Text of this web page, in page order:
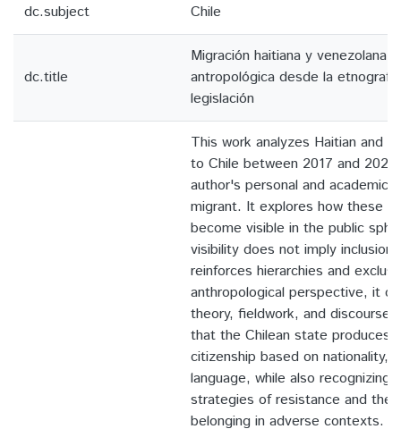
dc.subject Chile
dc.title
Migración haitiana y venezolana
antropológica desde la
legislación
This work analyzes Haitian and
to Chile between 2017 and
author's personal and academic
migrant. It explores how these
become visible in the public
visibility does not imply
reinforces hierarchies and
anthropological perspective, it
theory, fieldwork, and discourse
that the Chilean state produces
citizenship based on nationality,
language, while also recognizing
strategies of resistance and the
belonging in adverse contexts.